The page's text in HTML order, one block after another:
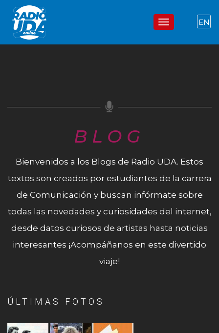
Pasar
contenido
EN
Toggle navigation
BLOG
Bienvenidos a los Blogs de Radio UDA. Estos
textos son creados por estudiantes de la carrera
de Comunicación y buscan infórmate sobre
todas las novedades y curiosidades del internet,
desde datos curiosos de artistas hasta noticias
interesantes ¡Acompáñanos en este divertido
viaje!
ÚLTIMAS FOTOS